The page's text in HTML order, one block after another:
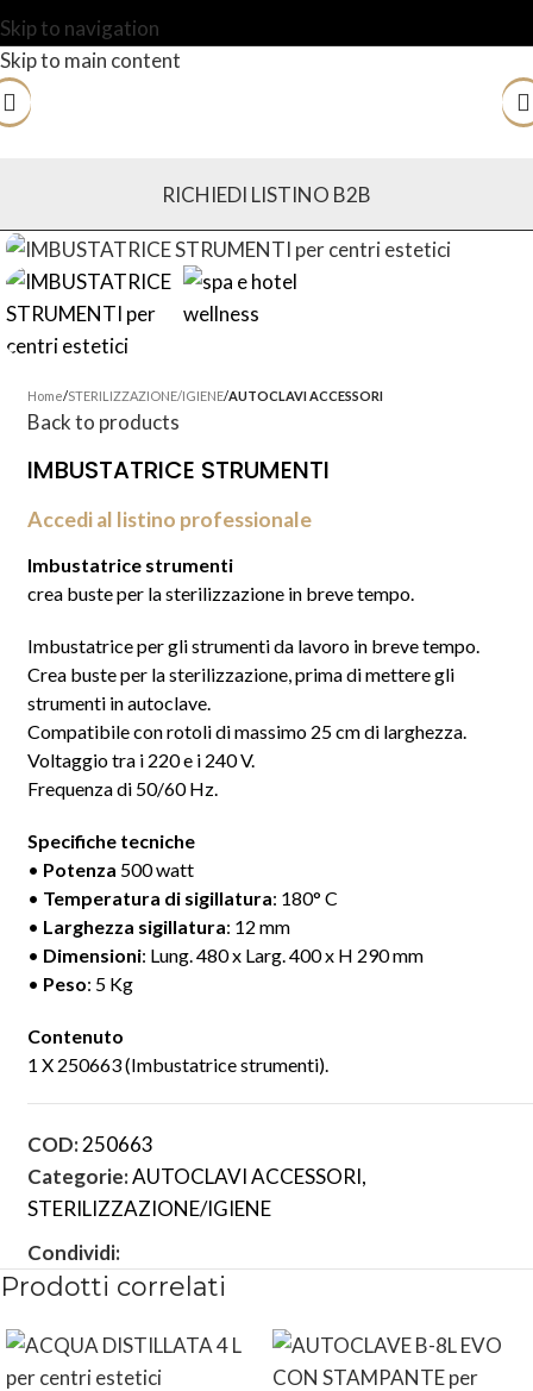
Skip to navigation
Skip to main content
RICHIEDI LISTINO B2B
Home STERILIZZAZIONE/IGIENE AUTOCLAVI ACCESSORI
Back to products
IMBUSTATRICE STRUMENTI
Accedi al listino professionale
Imbustatrice strumenti
crea buste per la sterilizzazione in breve tempo.
Imbustatrice per gli strumenti da lavoro in breve tempo.
Crea buste per la sterilizzazione, prima di mettere gli
strumenti in autoclave.
Compatibile con rotoli di massimo 25 cm di larghezza.
Voltaggio tra i 220 e i 240 V.
Frequenza di 50/60 Hz.
Specifiche tecniche
• Potenza 500 watt
• Temperatura di sigillatura: 180° C
• Larghezza sigillatura: 12 mm
• Dimensioni: Lung. 480 x Larg. 400 x H 290 mm
• Peso: 5 Kg
Contenuto
1 X 250663 (Imbustatrice strumenti).
COD:250663
Categorie:AUTOCLAVI ACCESSORI,
STERILIZZAZIONE/IGIENE
Condividi:
Prodotti correlati